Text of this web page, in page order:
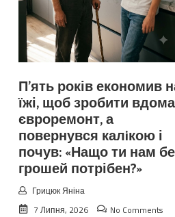
П’ять років економив
їжі, щоб зробити вдома
євроремонт, а
повернувся калiкою і
почув: «Нащо ти нам
грошей потрібен?»
Грицюк Яніна
7 Липня, 2026
No Comments